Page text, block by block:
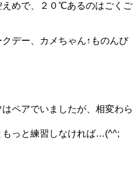
めで、２０℃あるのはごくご
デー、カメちゃん↑ものんび
ペアでいましたが、相変わら
もっと練習しなければ…(^^;